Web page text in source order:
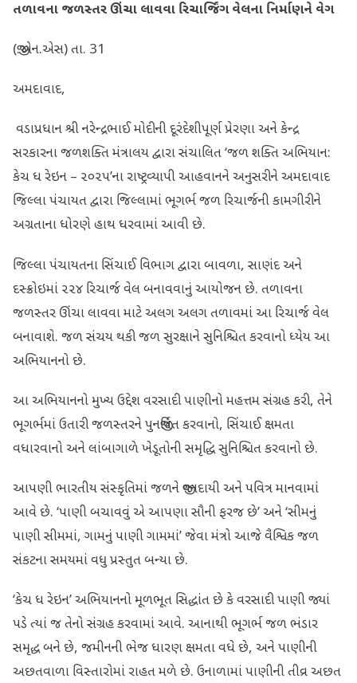
તળાવના જળસ્તર ઊંચા લાવવા રિચાર્જિંગ વેલના નિર્માણને વેગ
(જી.એન.એસ) તા. 31
અમદાવાદ,
વડાપ્રધાન શ્રી નરેન્દ્રભાઈ મોદીની દૂરંદેશીપૂર્ણ પ્રેરણા અને કેન્દ્ર
સરકારના જળશક્તિ મંત્રાલય દ્વારા સંચાલિત ‘જળ શક્તિ અભિયાન:
કેચ ધ રેઇન – ૨૦૨૫’ના રાષ્ટ્રવ્યાપી આહવાનને અનુસરીને અમદાવાદ
જિલ્લા પંચાયત દ્વારા જિલ્લામાં ભૂગર્ભ જળ રિચાર્જની કામગીરીને
અગ્રતાના ધોરણે હાથ ધરવામાં આવી છે.
જિલ્લા પંચાયતના સિંચાઈ વિભાગ દ્વારા બાવળા, સાણંદ અને
દસ્ક્રોઇમાં ૨૨૪ રિચાર્જ વેલ બનાવવાનું આયોજન છે. તળાવના
જળસ્તર ઊંચા લાવવા માટે અલગ અલગ તળાવમાં આ રિચાર્જ વેલ
બનાવાશે. જળ સંચય થકી જળ સુરક્ષાને સુનિશ્ચિત કરવાનો ધ્યેય આ
અભિયાનનો છે.
આ અભિયાનનો મુખ્ય ઉદ્દેશ વરસાદી પાણીનો મહત્તમ સંગ્રહ કરી, તેને
ભૂગર્ભમાં ઉતારી જળસ્તરને પુનર્જીવિત કરવાનો, સિંચાઈ ક્ષમતા
વધારવાનો અને લાંબાગાળે ખેડૂતોની સમૃદ્ધિ સુનિશ્ચિત કરવાનો છે.
આપણી ભારતીય સંસ્કૃતિમાં જળને જીવનદાયી અને પવિત્ર માનવામાં
આવે છે. ‘પાણી બચાવવું એ આપણા સૌની ફરજ છે’ અને ‘સીમનું
પાણી સીમમાં, ગામનું પાણી ગામમાં’ જેવા મંત્રો આજે વૈશ્વિક જળ
સંકટના સમયમાં વધુ પ્રસ્તુત બન્યા છે.
‘કેચ ધ રેઇન’ અભિયાનનો મૂળભૂત સિદ્ધાંત છે કે વરસાદી પાણી જ્યાં
પડે ત્યાં જ તેનો સંગ્રહ કરવામાં આવે. આનાથી ભૂગર્ભ જળ ભંડાર
સમૃદ્ધ બને છે, જમીનની ભેજ ધારણ ક્ષમતા વધે છે, અને પાણીની
અછતવાળા વિસ્તારોમાં રાહત મળે છે. ઉનાળામાં પાણીની તીવ્ર અછત